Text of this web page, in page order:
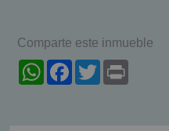
Comparte este inmueble
WhatsAppFacebook
Twitter